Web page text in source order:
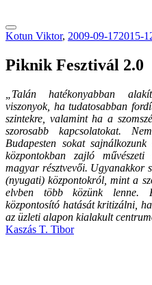
Kotun Viktor, 2009-09-172015-
Piknik Fesztivál 2.0
„Talán hatékonyabban
viszonyok, ha tudatosabban
szintekre, valamint ha a
szorosabb kapcsolatokat.
Budapesten sokat
központokban zajló művészeti
magyar résztvevői. Ugyanakkor
(nyugati) központokról, mint a
elvben több közünk lenne.
központosító hatását kritizálni,
az üzleti alapon kialakult
Kaszás T. Tibor